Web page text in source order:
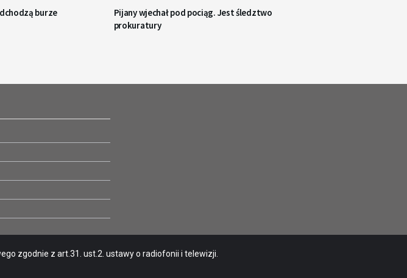
burze
Pijany wjechał pod pociąg. Jest śledztwo
prokuratury
zgodnie z art.31. ust.2. ustawy o radiofonii i telewizji.